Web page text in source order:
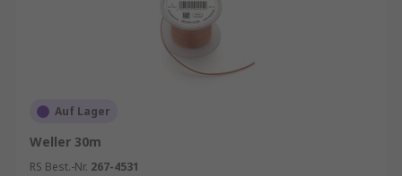
Auf Lager
Weller 30m
RS Best.-Nr. 267-4531